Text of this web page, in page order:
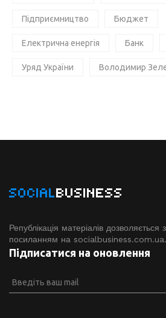
Підприємництво Бюджет
Електрична енергія Банк
Уряд України Володимир
SOCIALBUSINESS
Републікація матеріалів дозволяється
посиланням на socialbusiness.com.ua.
Підписатися на оновлення